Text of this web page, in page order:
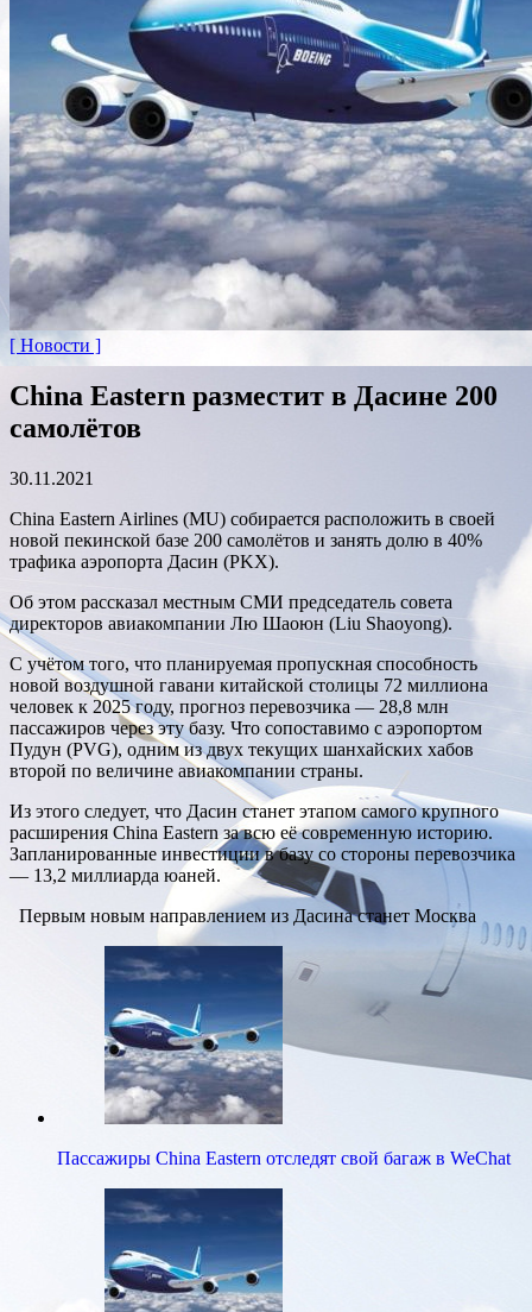
[ Новости ]
China Eastern разместит в Дасине 200
самолётов
30.11.2021
China Eastern Airlines (MU) собирается расположить в своей
новой пекинской базе 200 самолётов и занять долю в 40%
трафика аэропорта Дасин (PKX).
Об этом рассказал местным СМИ председатель совета
директоров авиакомпании Лю Шаоюн (Liu Shaoyong).
С учётом того, что планируемая пропускная способность
новой воздушной гавани китайской столицы 72 миллиона
человек к 2025 году, прогноз перевозчика — 28,8 млн
пассажиров через эту базу. Что сопоставимо с аэропортом
Пудун (PVG), одним из двух текущих шанхайских хабов
второй по величине авиакомпании страны.
Из этого следует, что Дасин станет этапом самого крупного
расширения China Eastern за всю её современную историю.
Запланированные инвестиции в базу со стороны перевозчика
— 13,2 миллиарда юаней.
Первым новым направлением из Дасина станет Москва
Пассажиры China Eastern отследят свой багаж в WeChat